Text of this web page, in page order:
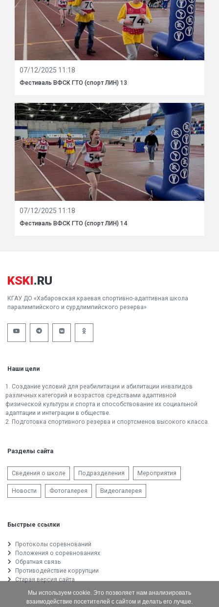
07/12/2025 11:18
Фестиваль ВФСК ГТО (спорт ЛИН) 13
07/12/2025 11:18
Фестиваль ВФСК ГТО (спорт ЛИН) 14
KSKI.RU
КГАУ ДО «Хабаровская краевая спортивно-адаптивная школа
паралимпийского и сурдлимпийского резерва»
Наши цели
1. Создание условий для реабилитации и абилитации инвалидов
различных категорий и возрастов средствами адаптивной
физической культуры и спорта и способствование их социальной
адаптации и интеграции в обществе.
2. Подготовка спортивного резерва и спортсменов высокого класса.
Разделы сайта
Сведения о школе Подразделения Мероприятия
Новости Фотогалерея Видеогалерея
Быстрые ссылки
Протоколы соревнований
Положения о соревнованиях
Обратная связь
Противодействие коррупции
Старая версия сайта
Мы используем cookie. Это позволяет нам анализировать
взаимодействие посетителей с сайтом и делать его лучше.